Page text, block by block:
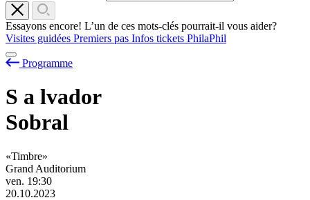
Essayons encore! L’un de ces mots-clés pourrait-il vous aider?
Visites guidées Premiers pas Infos tickets PhilaPhil
Programme
S a lvador
Sobral
«Timbre»
Grand Auditorium
ven. 19:30
20.10.2023